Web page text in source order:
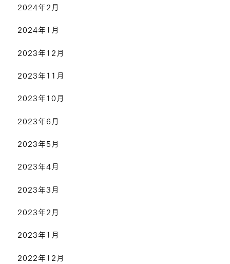
2024年2月
2024年1月
2023年12月
2023年11月
2023年10月
2023年6月
2023年5月
2023年4月
2023年3月
2023年2月
2023年1月
2022年12月